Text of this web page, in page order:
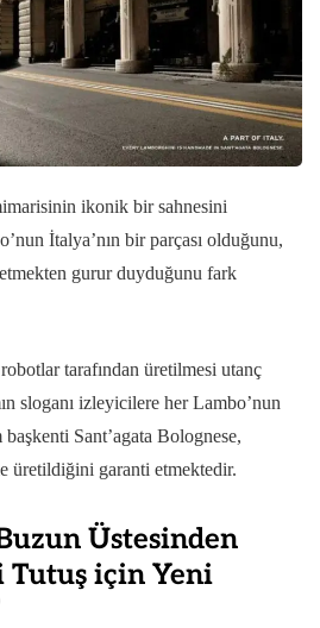
ikonik bir sahnesini
İtalya’nın bir parçası olduğunu,
gurur duyduğunu fark
tarafından üretilmesi utanç
sloganı izleyicilere her Lambo’nun
başkenti Sant’agata Bolognese,
üretildiğini garanti etmektedir.
Üstesinden
Tutuş için Yeni